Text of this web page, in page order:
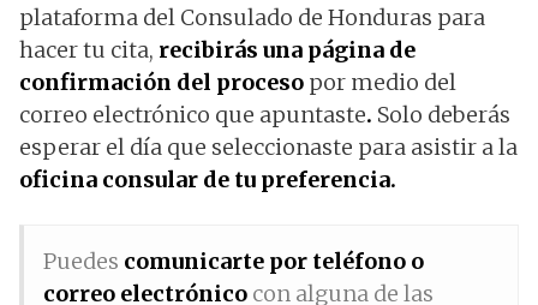
plataforma del Consulado de Honduras para
hacer tu cita, recibirás una página de
confirmación del proceso por medio del
correo electrónico que apuntaste. Solo deberás
esperar el día que seleccionaste para asistir a la
oficina consular de tu preferencia.
Puedes comunicarte por teléfono o
correo electrónico con alguna de las